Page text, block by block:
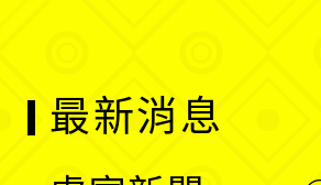
最新消息